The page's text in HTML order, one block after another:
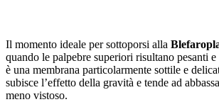
Il momento ideale per sottoporsi alla
quando le palpebre superiori risultano pesanti
è una membrana particolarmente sottile e
subisce l’effetto della gravità e tende ad
meno vistoso.